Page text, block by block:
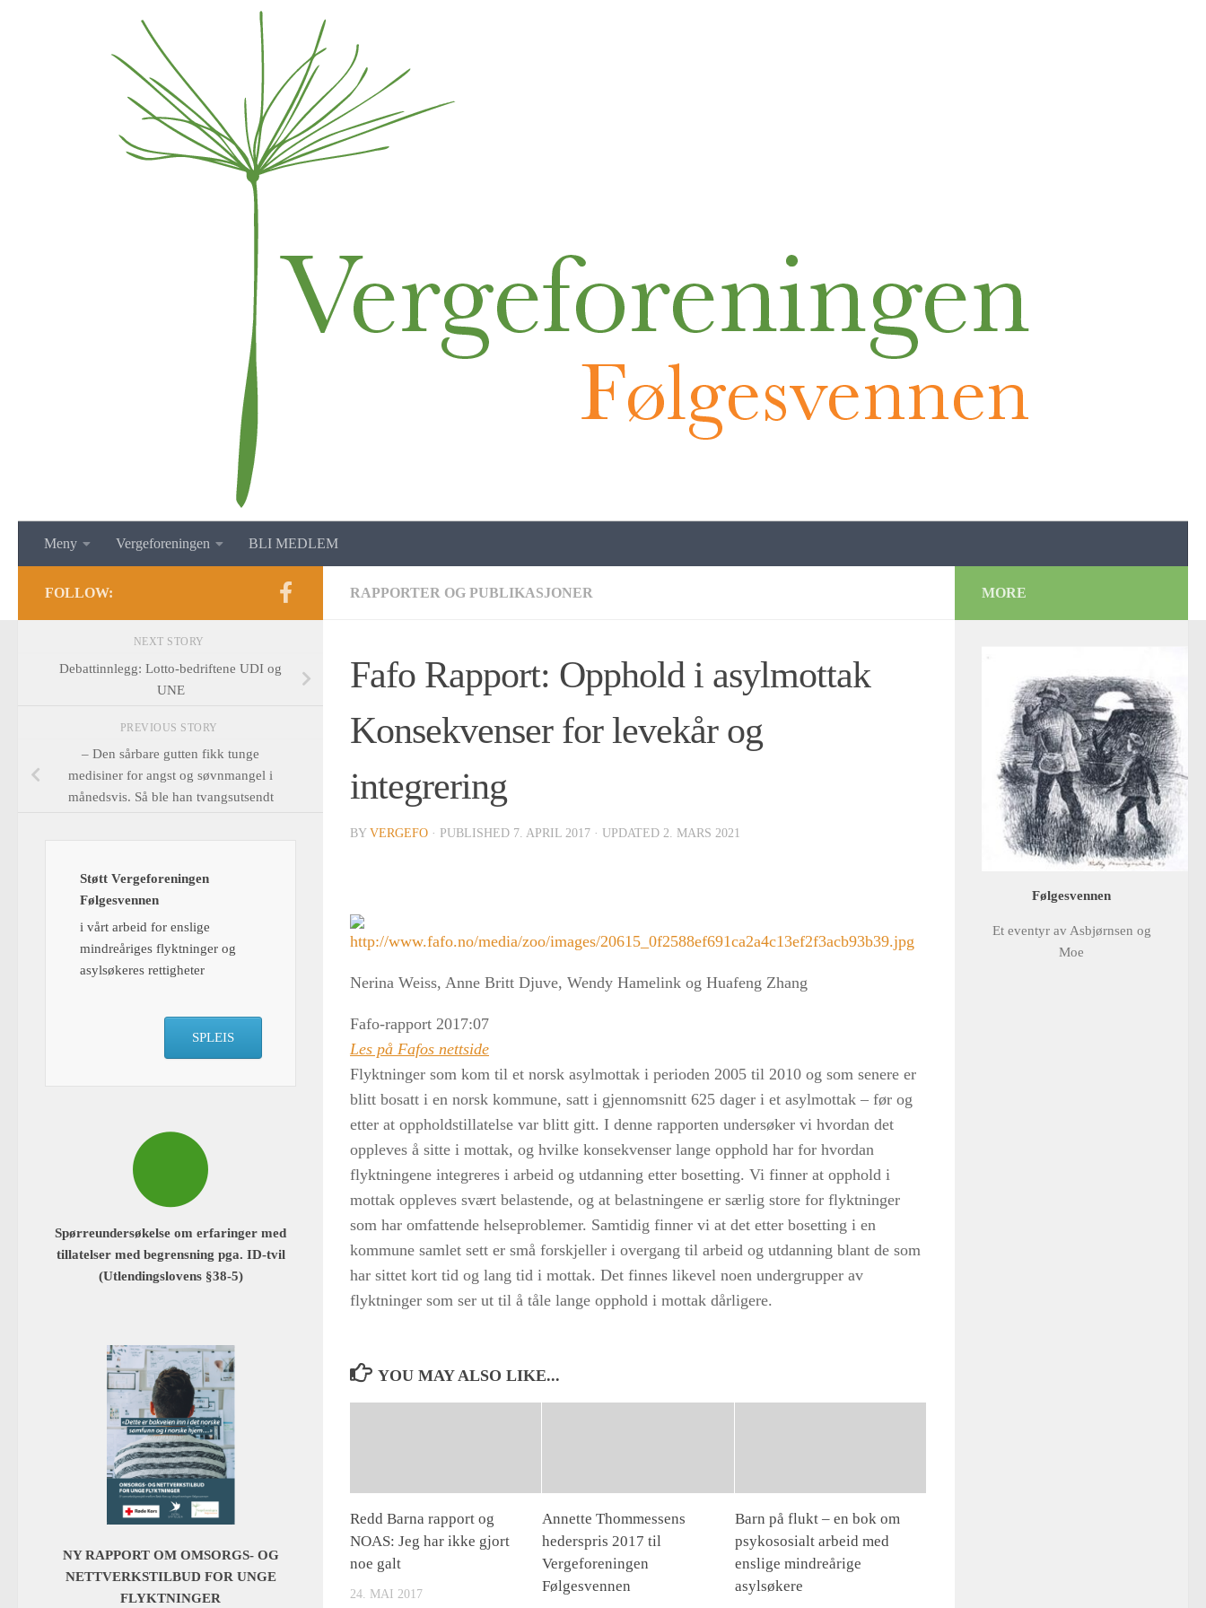
Meny Vergeforeningen BLI MEDLEM
RAPPORTER OG PUBLIKASJONER
Fafo Rapport: Opphold i asylmottak
Konsekvenser for levekår og
integrering
BY VERGEFO · PUBLISHED 7. APRIL 2017 · UPDATED 2. MARS 2021
Nerina Weiss, Anne Britt Djuve, Wendy Hamelink og Huafeng Zhang
Fafo-rapport 2017:07
Les på Fafos nettside
Flyktninger som kom til et norsk asylmottak i perioden 2005 til 2010 og som senere er
blitt bosatt i en norsk kommune, satt i gjennomsnitt 625 dager i et asylmottak – før og
etter at oppholdstillatelse var blitt gitt. I denne rapporten undersøker vi hvordan det
oppleves å sitte i mottak, og hvilke konsekvenser lange opphold har for hvordan
flyktningene integreres i arbeid og utdanning etter bosetting. Vi finner at opphold i
mottak oppleves svært belastende, og at belastningene er særlig store for flyktninger
som har omfattende helseproblemer. Samtidig finner vi at det etter bosetting i en
kommune samlet sett er små forskjeller i overgang til arbeid og utdanning blant de som
har sittet kort tid og lang tid i mottak. Det finnes likevel noen undergrupper av
flyktninger som ser ut til å tåle lange opphold i mottak dårligere.
YOU MAY ALSO LIKE...
Redd Barna rapport og
NOAS: Jeg har ikke gjort
noe galt
24. MAI 2017
Annette Thommessens
hederspris 2017 til
Vergeforeningen
Følgesvennen
Barn på flukt – en bok om
psykososialt arbeid med
enslige mindreårige
asylsøkere
FOLLOW:
NEXT STORY
Debattinnlegg: Lotto-bedriftene UDI og
UNE
PREVIOUS STORY
– Den sårbare gutten fikk tunge
medisiner for angst og søvnmangel i
månedsvis. Så ble han tvangsutsendt
Støtt Vergeforeningen
Følgesvennen
i vårt arbeid for enslige
mindreåriges flyktninger og
asylsøkeres rettigheter
SPLEIS
Spørreundersøkelse om erfaringer med
tillatelser med begrensning pga. ID-tvil
(Utlendingslovens §38-5)
NY RAPPORT OM OMSORGS- OG
NETTVERKSTILBUD FOR UNGE
FLYKTNINGER
MORE
Følgesvennen
Et eventyr av Asbjørnsen og
Moe